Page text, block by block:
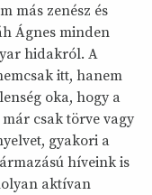
más zenész és
Ágnes minden
hidakról. A
itt, hanem
oka, hogy a
csak törve vagy
gyakori a
híveink is
aktívan